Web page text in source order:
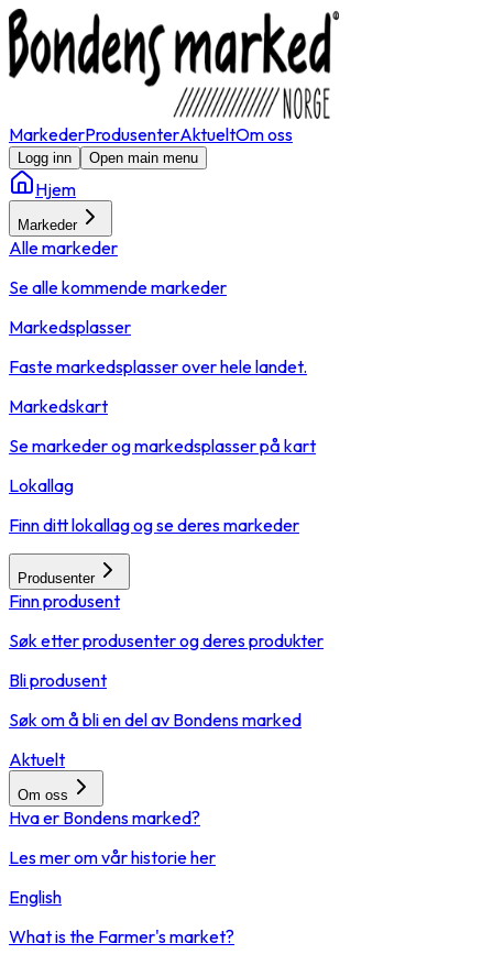
MarkederProdusenterAktueltOm oss
Logg inn Open main menu
Hjem
Markeder
Alle markeder
Se alle kommende markeder
Markedsplasser
Faste markedsplasser over hele landet.
Markedskart
Se markeder og markedsplasser på kart
Lokallag
Finn ditt lokallag og se deres markeder
Produsenter
Finn produsent
Søk etter produsenter og deres produkter
Bli produsent
Søk om å bli en del av Bondens marked
Aktuelt
Om oss
Hva er Bondens marked?
Les mer om vår historie her
English
What is the Farmer's market?